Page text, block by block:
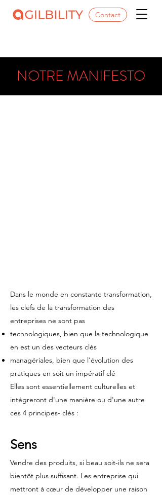
Contact
NOTRE MANIFESTO
Dans le monde en constante transformation,
les clefs de la transformation des
entreprises ne sont pas
technologiques, bien que la technologique
en est un des vecteurs clés
managériales, bien que l'évolution des
pratiques en soit un impératif clé
Elles sont essentiellement culturelles et
intégreront d'une manière ou d'une autre
ces 4 principes- clés :
Sens
Vendre des produits, si beau soit-ils ne sera
bientôt plus suffisant. Les entreprise qui
mettront à cœur de développer une raison